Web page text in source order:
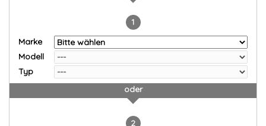
1
Marke
Modell
Typ
oder
2